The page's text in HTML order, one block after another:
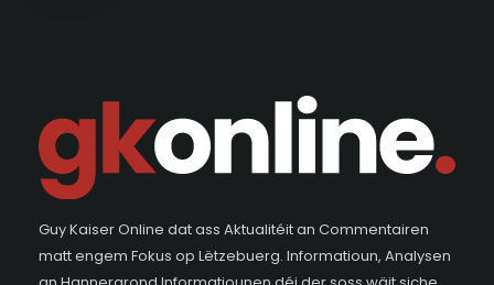
Guy Kaiser Online dat ass Aktualitéit an Commentairen
matt engem Fokus op Lëtzebuerg. Informatioun, Analysen